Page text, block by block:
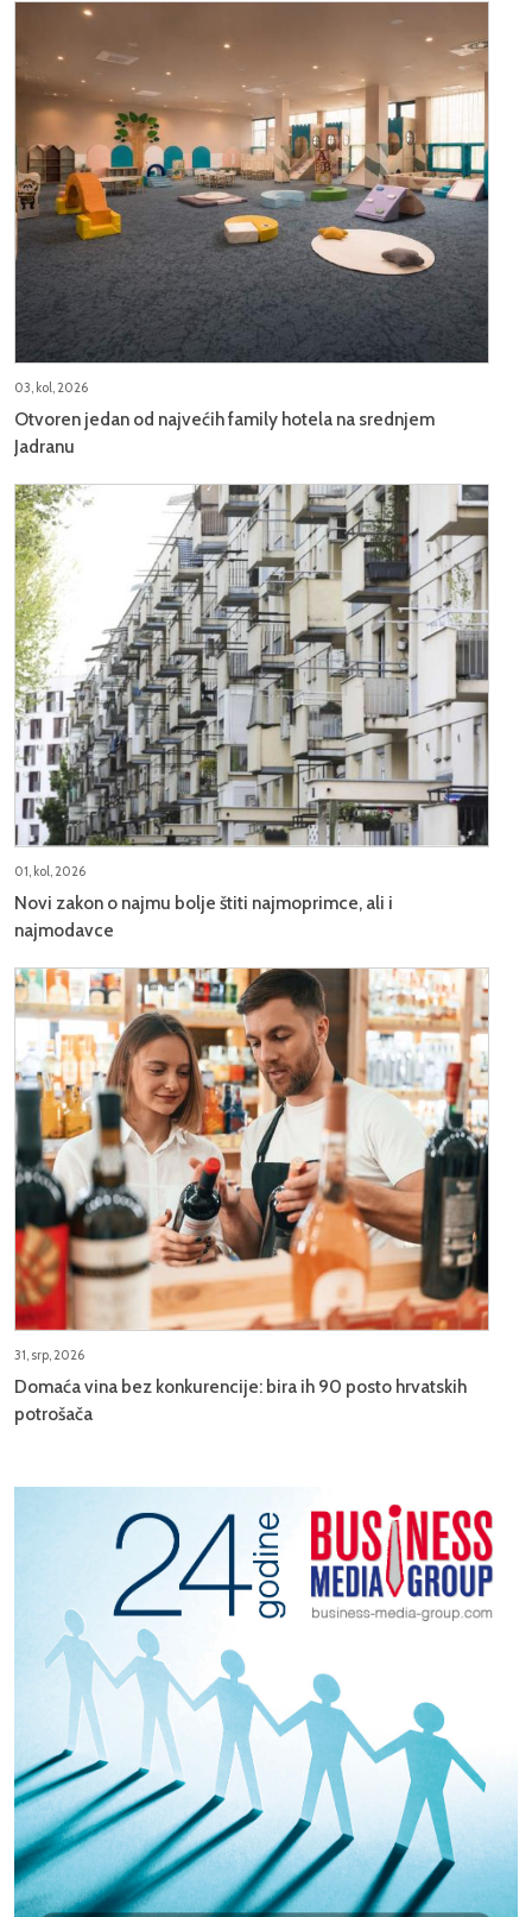
03, kol, 2026
Otvoren jedan od najvećih family hotela na srednjem
Jadranu
01, kol, 2026
Novi zakon o najmu bolje štiti najmoprimce, ali i
najmodavce
31, srp, 2026
Domaća vina bez konkurencije: bira ih 90 posto hrvatskih
potrošača